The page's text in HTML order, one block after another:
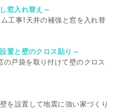
窓入れ替え～
工事！天井の補強と窓を入れ替
置と壁のクロス貼り～
戸袋を取り付けて壁のクロス
を設置して地震に強い家づくり